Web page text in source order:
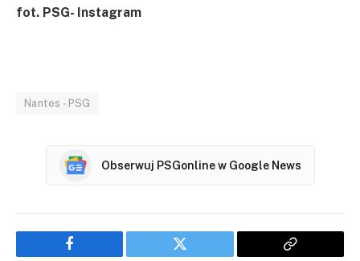
fot. PSG- Instagram
Nantes - PSG
Obserwuj PSGonline w Google News
Facebook Twitter
Copy